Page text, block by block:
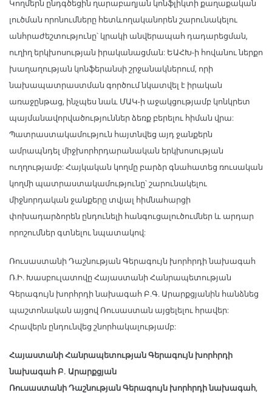
Կողմերն ընդգծեցին ղարաբաղյան կոնֆլիկտի քաղաքական
լուծման որոնումները հետևողականորեն շարունակելու
անհրաժեշտությունը՝ կրակի անվերապահ դադարեցման,
ուղիղ երկխոսության իրականացման: ԵԱՀԽ-ի հովանու ներքո
խաղաղության կոնֆերանսի շրջանակներում, որի
նախապատրաստման գործում նկատվել է իրական
առաջընթաց, ինչպես նաև ՄԱԿ-ի աջակցությամբ կոնկրետ
պայմանավորվածություններ ձեռք բերելու հիման վրա:
Պատրաստակամություն հայտնվեց այդ ջանքերն
ամրապնդել միջխորհրդարանական երկխոսության
ուղղությամբ: Հայկական կողմը բարձր գնահատեց ռուսական
կողմի պատրաստակամությունը՝ շարունակելու
միջնորդական ջանքերը տվյալ հիմնահարցի
փոխադարձորեն ընդունելի հանգուցալուծումներ և արդար
որոշումներ գտնելու նպատակով:
Ռուսաստանի Դաշնության Գերագույն խորհրդի նախագահ
Ռ.Ի. Խասբուլատովը Հայաստանի Հանրապետության
Գերագույն խորհրդի նախագահ Բ.Գ. Արարքցյանին հանձնեց
պաշտոնական այցով Ռուսաստան այցելելու հրավեր:
Հրավերն ընդունվեց շնորհակալությամբ:
Հայաստանի Հանրապետության Գերագույն խորհրդի
նախագահ Բ. Արարքցյան
Ռուսաստանի Դաշնության Գերագույն խորհրդի նախագահ,